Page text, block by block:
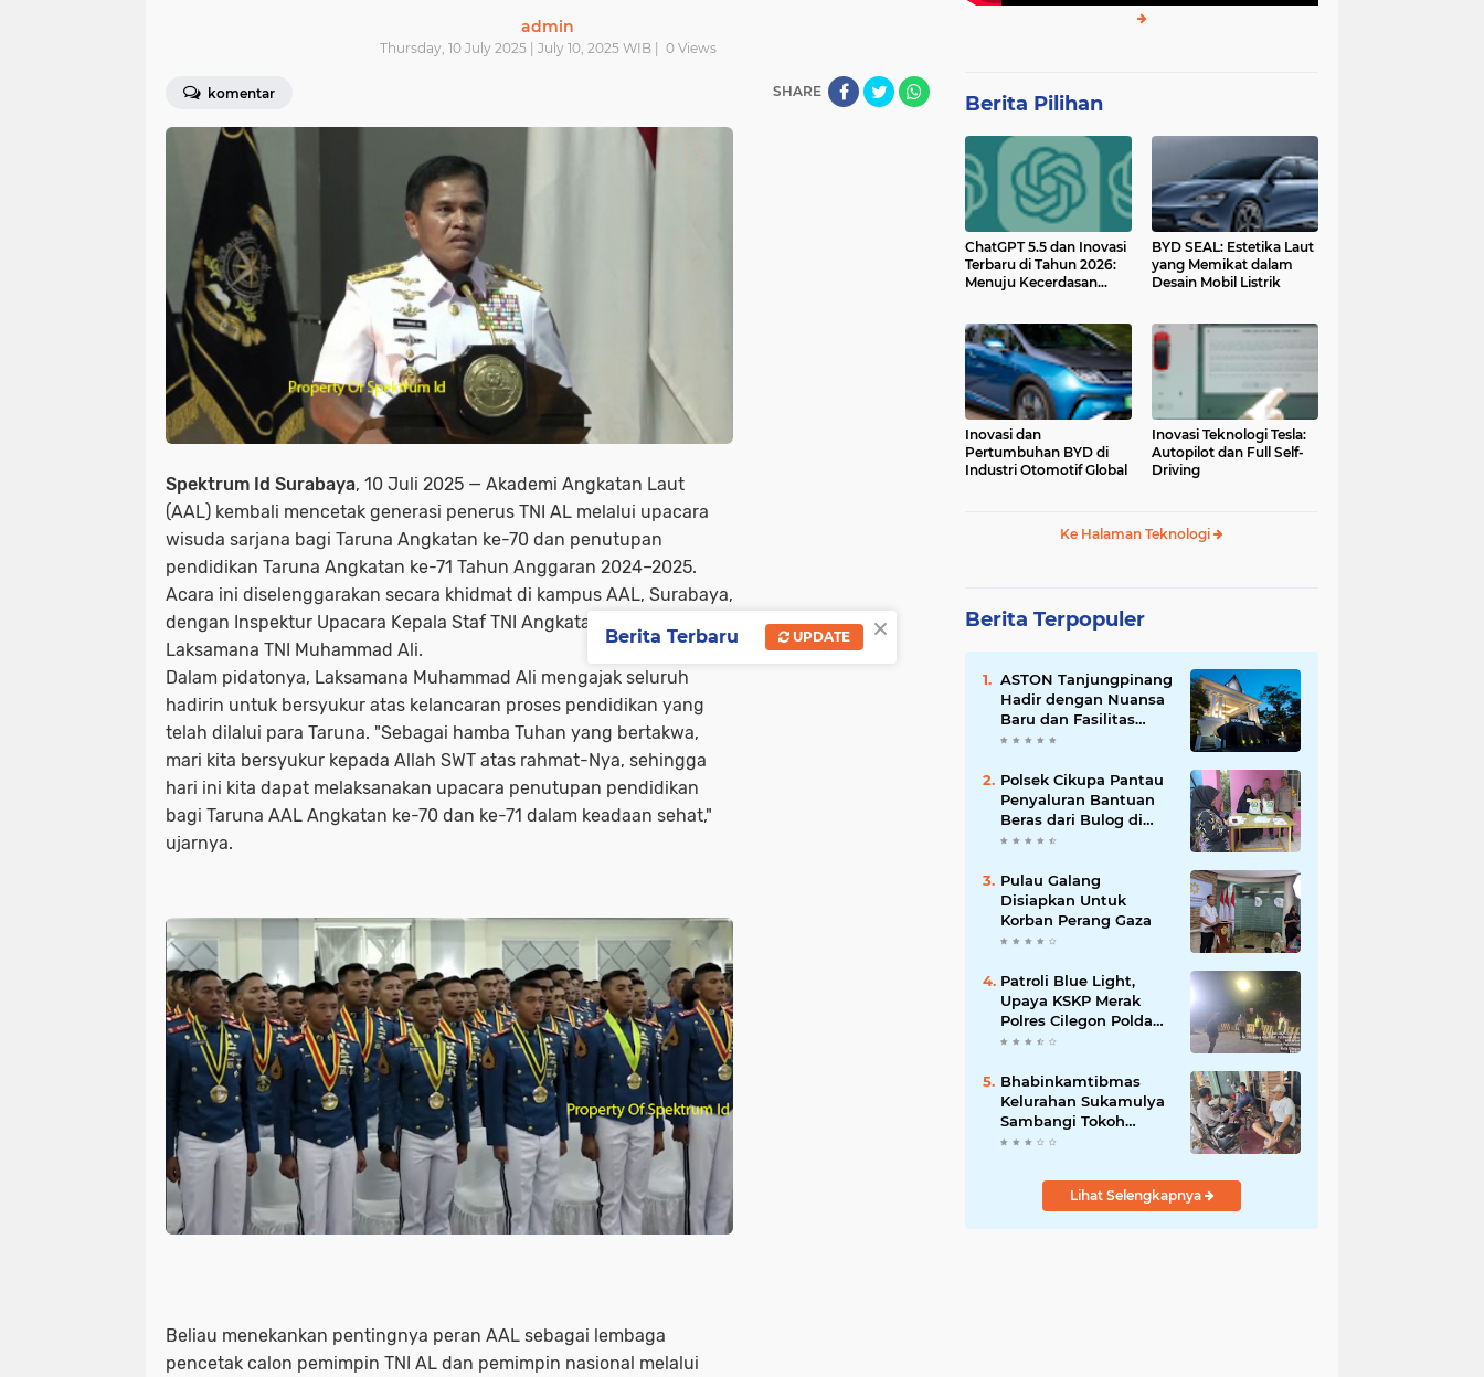
admin
Thursday, 10 July 2025 | July 10, 2025 WIB | 0Views
komentar SHARE
Spektrum Id Surabaya, 10 Juli 2025 — Akademi Angkatan Laut
(AAL) kembali mencetak generasi penerus TNI AL melalui upacara
wisuda sarjana bagi Taruna Angkatan ke-70 dan penutupan
pendidikan Taruna Angkatan ke-71 Tahun Anggaran 2024–2025.
Acara ini diselenggarakan secara khidmat di kampus AAL, Surabaya,
dengan Inspektur Upacara Kepala Staf TNI Angkatan Laut,
Laksamana TNI Muhammad Ali.
Dalam pidatonya, Laksamana Muhammad Ali mengajak seluruh
hadirin untuk bersyukur atas kelancaran proses pendidikan yang
telah dilalui para Taruna. "Sebagai hamba Tuhan yang bertakwa,
mari kita bersyukur kepada Allah SWT atas rahmat-Nya, sehingga
hari ini kita dapat melaksanakan upacara penutupan pendidikan
bagi Taruna AAL Angkatan ke-70 dan ke-71 dalam keadaan sehat,"
ujarnya.
Beliau menekankan pentingnya peran AAL sebagai lembaga
pencetak calon pemimpin TNI AL dan pemimpin nasional melalui
Berita Pilihan
ChatGPT 5.5 dan Inovasi
Terbaru di Tahun 2026:
Menuju Kecerdasan
BYD SEAL: Estetika Laut
yang Memikat dalam
Desain Mobil Listrik
Inovasi dan
Pertumbuhan BYD di
Industri Otomotif Global
Inovasi Teknologi Tesla:
Autopilot dan Full Self-
Driving
Ke Halaman Teknologi
Berita Terpopuler
ASTON Tanjungpinang
Hadir dengan Nuansa
Baru dan Fasilitas
Lengkap untuk
Polsek Cikupa Pantau
Penyaluran Bantuan
Beras dari Bulog di
Desa Pasir Gadung
Pulau Galang
Disiapkan Untuk
Korban Perang Gaza
Patroli Blue Light,
Upaya KSKP Merak
Polres Cilegon Polda
Banten Tekan Aksi
Bhabinkamtibmas
Kelurahan Sukamulya
Sambangi Tokoh
Masyarakat, Perkuat
Kamtibmas
Lihat Selengkapnya
×
Berita Terbaru UPDATE